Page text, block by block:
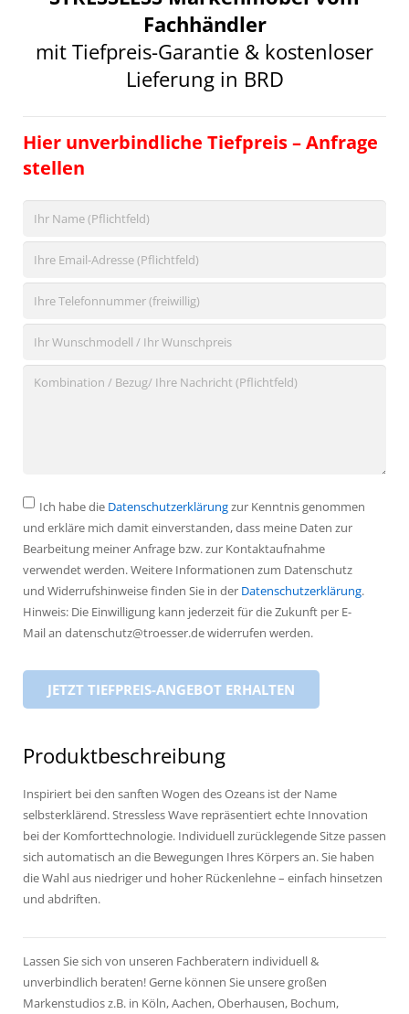
Fachhändler
mit Tiefpreis-Garantie & kostenloser
Lieferung in BRD
Hier unverbindliche Tiefpreis – Anfrage
stellen
Ich habe die Datenschutzerklärungzur Kenntnis genommen
und erkläre mich damit einverstanden, dass meine Daten zur
Bearbeitung meiner Anfrage bzw. zur Kontaktaufnahme
verwendet werden. Weitere Informationen zum Datenschutz
und Widerrufshinweise finden Sie in der Datenschutzerklärung.
Hinweis: Die Einwilligung kann jederzeit für die Zukunft per E-
Mail an datenschutz@troesser.de widerrufen werden.
Produktbeschreibung
Inspiriert bei den sanften Wogen des Ozeans ist der Name
selbsterklärend. Stressless Wave repräsentiert echte Innovation
bei der Komforttechnologie. Individuell zurücklegende Sitze passen
sich automatisch an die Bewegungen Ihres Körpers an. Sie haben
die Wahl aus niedriger und hoher Rückenlehne – einfach hinsetzen
und abdriften.
Lassen Sie sich von unseren Fachberatern individuell &
unverbindlich beraten! Gerne können Sie unsere großen
Markenstudios z.B. in Köln, Aachen, Oberhausen, Bochum,